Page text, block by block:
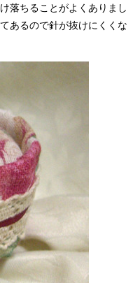
落ちることがよくありまし
あるので針が抜けにくくな